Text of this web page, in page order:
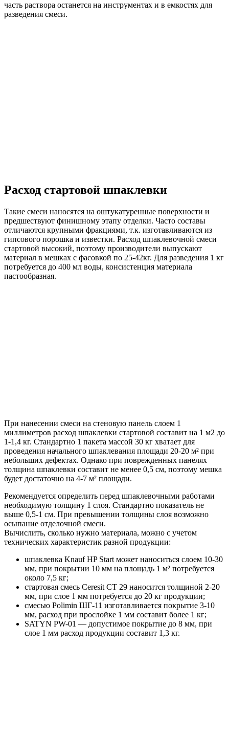
часть раствора останется на инструментах и в емкостях для
разведения смеси.
Расход стартовой шпаклевки
Такие смеси наносятся на оштукатуренные поверхности и
предшествуют финишному этапу отделки. Часто составы
отличаются крупными фракциями, т.к. изготавливаются из
гипсового порошка и известки. Расход шпаклевочной смеси
стартовой высокий, поэтому производители выпускают
материал в мешках с фасовкой по 25-42кг. Для разведения 1 кг
потребуется до 400 мл воды, консистенция материала
пастообразная.
При нанесении смеси на стеновую панель слоем 1
миллиметров расход шпаклевки стартовой составит на 1 м2 до
1-1,4 кг. Стандартно 1 пакета массой 30 кг хватает для
проведения начального шпаклевания площади 20-20 м² при
небольших дефектах. Однако при поврежденных панелях
толщина шпаклевки составит не менее 0,5 см, поэтому мешка
будет достаточно на 4-7 м² площади.
Рекомендуется определить перед шпаклевочными работами
необходимую толщину 1 слоя. Стандартно показатель не
выше 0,5-1 см. При превышении толщины слоя возможно
осыпание отделочной смеси.
Вычислить, сколько нужно материала, можно с учетом
технических характеристик разной продукции:
шпаклевка Knauf HP Start может наноситься слоем 10-30
мм, при покрытии 10 мм на площадь 1 м² потребуется
около 7,5 кг;
стартовая смесь Ceresit CT 29 наносится толщиной 2-20
мм, при слое 1 мм потребуется до 20 кг продукции;
смесью Polimin ШГ-11 изготавливается покрытие 3-10
мм, расход при прослойке 1 мм составит более 1 кг;
SATYN PW-01 — допустимое покрытие до 8 мм, при
слое 1 мм расход продукции составит 1,3 кг.